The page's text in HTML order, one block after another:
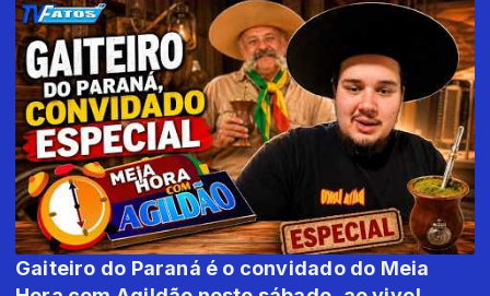
Gaiteiro do Paraná é o convidado do Meia